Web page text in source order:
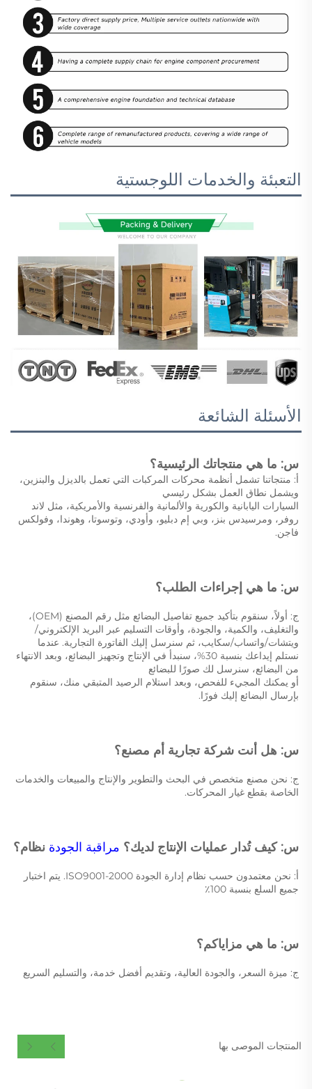
التعبئة والخدمات اللوجستية
الأسئلة الشائعة
س: ما هي منتجاتك الرئيسية؟
ويشمل نطاق العمل بشكل رئيسي
فاجن.
س: ما هي إجراءات الطلب؟
والتغليف، والكمية، والجودة، وأوقات التسليم عبر البريد الإلكتروني/
ويتشات/واتساب/سكايب، ثم سنرسل إليك الفاتورة التجارية. عندما
من البضائع، سنرسل لك صورًا للبضائع
بإرسال البضائع إليك فورًا.
س: هل أنت شركة تجارية أم مصنع؟
الخاصة بقطع غيار المحركات.
س: كيف تُدار عمليات الإنتاج لديك؟ مراقبة الجودة نظام؟
جميع السلع بنسبة 100٪
س: ما هي مزاياكم؟
ج: ميزة السعر، والجودة العالية، وتقديم أفضل خدمة، والتسليم السريع
المنتجات الموصى بها